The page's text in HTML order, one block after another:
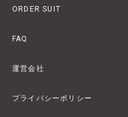
ORDER SUIT
FAQ
運営会社
プライバシーポリシー